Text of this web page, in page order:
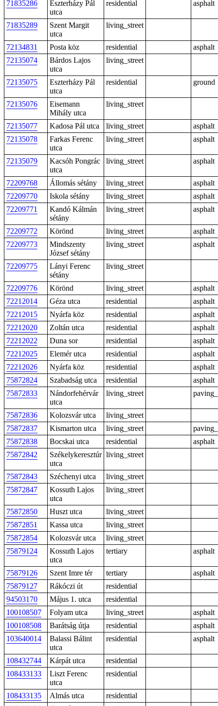
71835286
Eszterházy Pál
utca
residential asphalt
71835289
Szent Margit
utca
living_street
72134831 Posta köz residential
asphalt
72135074
Bárdos Lajos
utca
living_street
72135075
Eszterházy Pál
utca
residential ground
72135076
Eisemann
Mihály utca
living_street
72135077 Kadosa Pál utca living_street
asphalt
72135078
Farkas Ferenc
utca
living_street asphalt
72135079
Kacsóh Pongrác
utca
living_street asphalt
72209768 Állomás sétány living_street
asphalt
72209770
Iskola sétány living_street
asphalt
72209771
Kandó Kálmán
sétány
living_street asphalt
72209772 Körönd living_street
asphalt
72209773
Mindszenty
József sétány
living_street asphalt
72209775
Lányi Ferenc
sétány
living_street
72209776 Körönd living_street
asphalt
72212014
Géza utca residential
asphalt
72212015
Nyárfa köz residential
asphalt
72212020
Zoltán utca residential
asphalt
72212022
Duna sor residential
asphalt
72212025
Elemér utca residential
asphalt
72212026
Nyárfa köz residential
asphalt
75872824
Szabadság utca residential
asphalt
75872833
Nándorfehérvár
utca
living_street
75872836 Kolozsvár utca
living_street
75872837
Kismarton utca living_street
75872838
Bocskai utca residential
asphalt
75872842
Székelykeresztúr
utca
living_street
75872843 Széchenyi utca
living_street
75872847
Kossuth Lajos
utca
living_street
75872850 Huszt utca
living_street
75872851
Kassa utca
living_street
75872854
Kolozsvár utca
living_street
75879124
Kossuth Lajos
utca
tertiary asphalt
75879126 Szent Imre tér tertiary
asphalt
75879127
Rákóczi út
residential
94503170
Május 1. utca
residential
100108507
Folyam utca living_street
asphalt
100108508
Barátság útja residential
asphalt
103640014
Balassi Bálint
utca
residential asphalt
108432744 Kárpát utca
residential
108433133
Liszt Ferenc
utca
residential
108433135 Almás utca
residential